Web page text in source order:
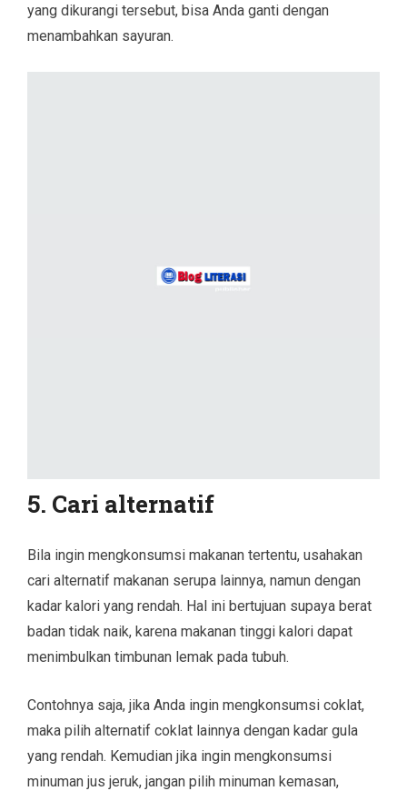
yang dikurangi tersebut, bisa Anda ganti dengan
menambahkan sayuran.
5. Cari alternatif
Bila ingin mengkonsumsi makanan tertentu, usahakan
cari alternatif makanan serupa lainnya, namun dengan
kadar kalori yang rendah. Hal ini bertujuan supaya berat
badan tidak naik, karena makanan tinggi kalori dapat
menimbulkan timbunan lemak pada tubuh.
Contohnya saja, jika Anda ingin mengkonsumsi coklat,
maka pilih alternatif coklat lainnya dengan kadar gula
yang rendah. Kemudian jika ingin mengkonsumsi
minuman jus jeruk, jangan pilih minuman kemasan,